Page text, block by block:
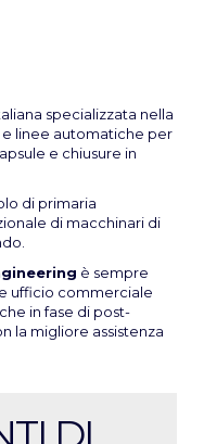
specializzata nella
linee automatiche per
e chiusure in
di primaria
di macchinari di
è sempre
ufficio commerciale
in fase di post-
la migliore assistenza
DI